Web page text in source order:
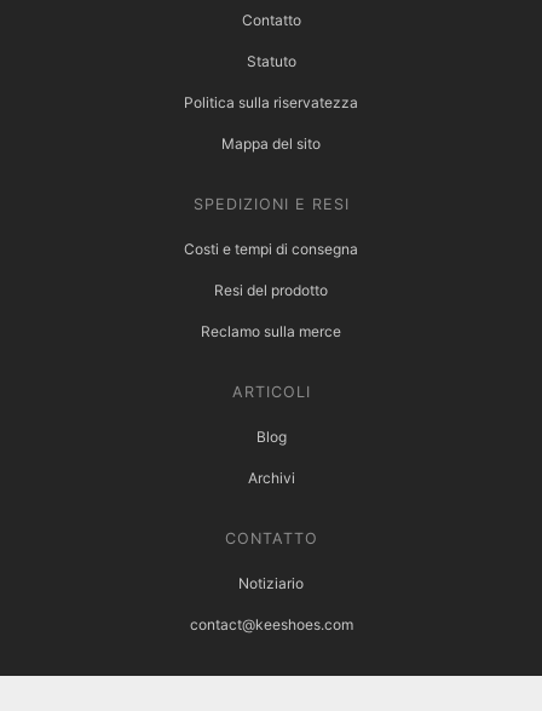
Contatto
Statuto
Politica sulla riservatezza
Mappa del sito
SPEDIZIONI E RESI
Costi e tempi di consegna
Resi del prodotto
Reclamo sulla merce
ARTICOLI
Blog
Archivi
CONTATTO
Notiziario
contact@keeshoes.com